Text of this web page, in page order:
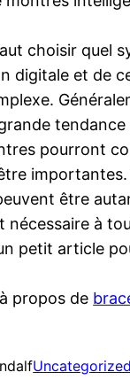
choisir quel
digitale et de
pourront
importantes.
être
nécessaire à
petit article
propos de
Uncategorized